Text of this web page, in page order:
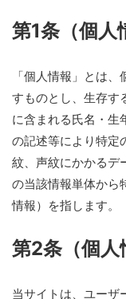
第1条（個人
「個人情報」とは
すものとし、生存す
に含まれる氏名・生
の記述等により特定
紋、声紋にかかるデ
の当該情報単体から
情報）を指します。
第2条（個人
当サイトは、ユーザ